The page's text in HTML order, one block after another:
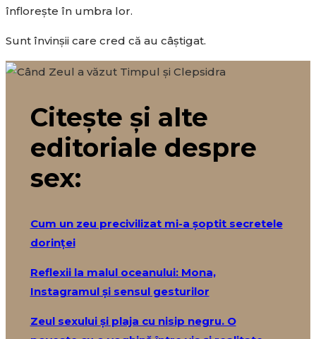
înflorește în umbra lor.
Sunt învinșii care cred că au câștigat.
Citește și alte
editoriale despre
sex:
Cum un zeu precivilizat mi-a șoptit secretele
dorinței
Reflexii la malul oceanului: Mona,
Instagramul și sensul gesturilor
Zeul sexului și plaja cu nisip negru. O